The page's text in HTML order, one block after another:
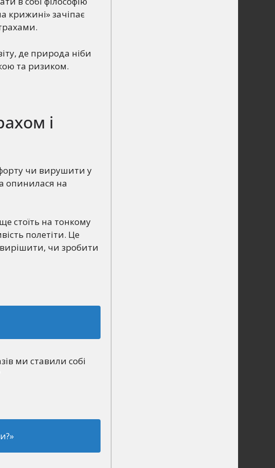
крижині» зачіпає
де природа ніби
та ризиком.
і
чи вирушити у
опинилася на
стоїть на тонкому
полетіти. Це
чи зробити
ми ставили собі